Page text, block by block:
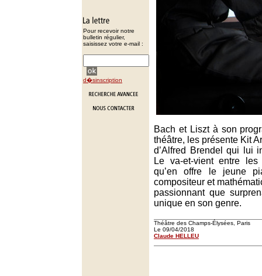
Pour recevoir notre
bulletin régulier,
saisissez votre e-mail :
d�sinscription
Bach et Liszt à son
théâtre, les présente Kit
d’Alfred Brendel qui lui
Le va-et-vient entre les
qu’en offre le jeune
compositeur et
passionnant que
unique en son genre.
Théâtre des Champs-Élysées, Paris
Le 09/04/2018
Claude HELLEU